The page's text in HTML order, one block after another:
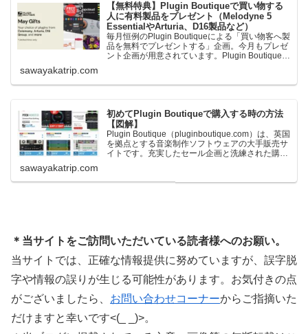
【無料特典】Plugin Boutiqueで買い物する
人に有料製品をプレゼント（Melodyne 5
EssentialやArturia、D16製品など）
毎月恒例のPlugin Boutiqueによる「買い物客へ製
品を無料でプレゼントする」企画。今月もプレゼ
ント企画が用意されています。Plugin Boutiqueで
ます。＊無料配布終了予定日：日本時間：
sawayakatrip.com
初めてPlugin Boutiqueで購入する時の方法
【図解】
Plugin Boutique（pluginboutique.com）は、英国
を拠点とする音楽制作ソフトウェアの大手販売サ
イトです。充実したセール企画と洗練された購入
に知っておきたいこと価格表示に…
sawayakatrip.com
＊当サイトをご訪問いただいている読者様へのお願い。
当サイトでは、正確な情報提供に努めていますが、誤字脱
字や情報の誤りが生じる可能性があります。お気付きの点
がございましたら、 お問い合わせコーナーからご指摘いた
だけますと幸いです<(_ _)>。